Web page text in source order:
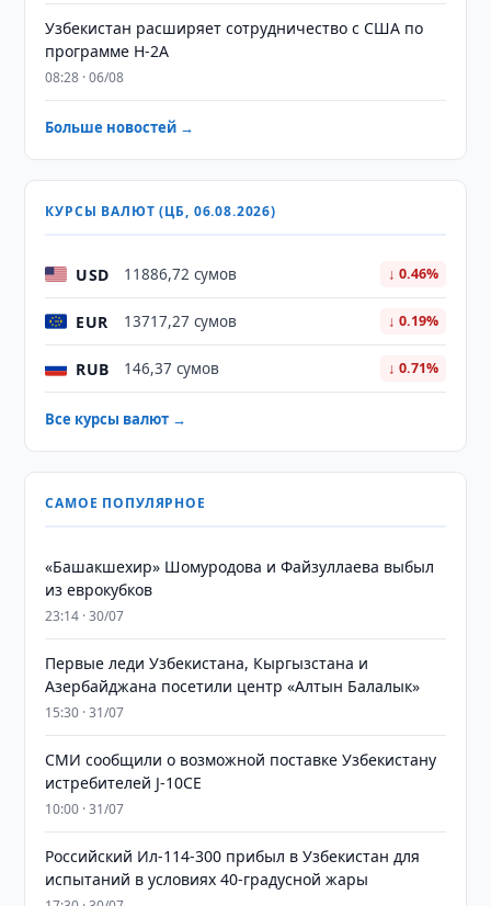
Узбекистан расширяет сотрудничество с США по
программе H-2A
08:28 · 06/08
Больше новостей →
КУРСЫ ВАЛЮТ (ЦБ, 06.08.2026)
USD 11886,72 сумов ↓ 0.46%
EUR 13717,27 сумов ↓ 0.19%
RUB 146,37 сумов ↓ 0.71%
Все курсы валют →
САМОЕ ПОПУЛЯРНОЕ
«Башакшехир» Шомуродова и Файзуллаева выбыл
из еврокубков
23:14 · 30/07
Первые леди Узбекистана, Кыргызстана и
Азербайджана посетили центр «Алтын Балалык»
15:30 · 31/07
СМИ сообщили о возможной поставке Узбекистану
истребителей J-10CE
10:00 · 31/07
Российский Ил-114-300 прибыл в Узбекистан для
испытаний в условиях 40-градусной жары